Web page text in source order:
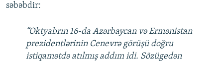
səbəbdir:
“Oktyabrın 16-da Azərbaycan və Ermənistan
prezidentlərinin Cenevrə görüşü doğru
istiqamətdə atılmış addım idi. Sözügedən